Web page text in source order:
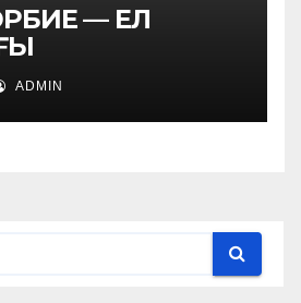
— ЕЛ
ADMIN